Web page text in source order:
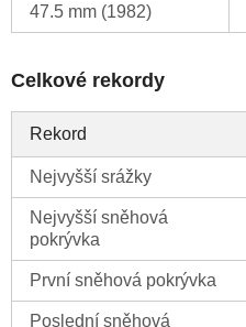
47.5 mm (1982)
Celkové rekordy
Rekord
Nejvyšší srážky
Nejvyšší sněhová
pokrývka
První sněhová pokrývka
Poslední sněhová